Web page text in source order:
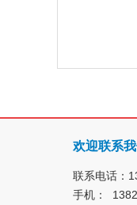
欢迎联系
联系电话：
手机：